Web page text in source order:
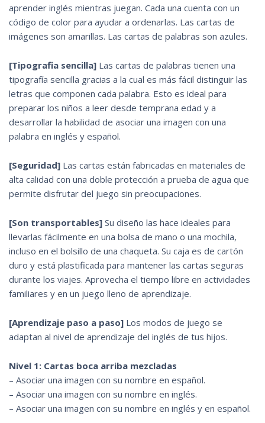
aprender inglés mientras juegan. Cada una cuenta con un
código de color para ayudar a ordenarlas. Las cartas de
imágenes son amarillas. Las cartas de palabras son azules.
[Tipografia sencilla] Las cartas de palabras tienen una
tipografía sencilla gracias a la cual es más fácil distinguir las
letras que componen cada palabra. Esto es ideal para
preparar los niños a leer desde temprana edad y a
desarrollar la habilidad de asociar una imagen con una
palabra en inglés y español.
[Seguridad] Las cartas están fabricadas en materiales de
alta calidad con una doble protección a prueba de agua que
permite disfrutar del juego sin preocupaciones.
[Son transportables] Su diseño las hace ideales para
llevarlas fácilmente en una bolsa de mano o una mochila,
incluso en el bolsillo de una chaqueta. Su caja es de cartón
duro y está plastificada para mantener las cartas seguras
durante los viajes. Aprovecha el tiempo libre en actividades
familiares y en un juego lleno de aprendizaje.
[Aprendizaje paso a paso] Los modos de juego se
adaptan al nivel de aprendizaje del inglés de tus hijos.
Nivel 1: Cartas boca arriba mezcladas
– Asociar una imagen con su nombre en español.
– Asociar una imagen con su nombre en inglés.
– Asociar una imagen con su nombre en inglés y en español.